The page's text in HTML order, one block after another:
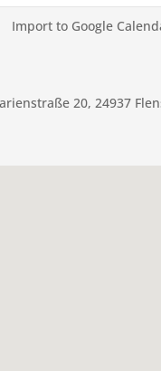
Import to Google
20, 24937